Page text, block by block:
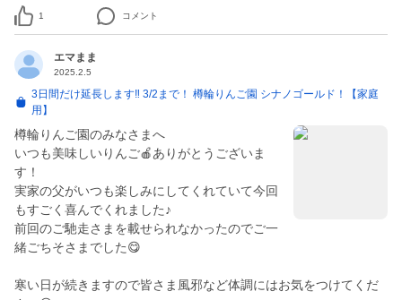
1 コメント
エマまま
2025.2.5
3日間だけ延長します‼ 3/2まで！ 樽輪りんご園 シナノゴールド！【家庭
用】
樽輪りんご園のみなさまへ
いつも美味しいりんご🍎ありがとうございま
す！
実家の父がいつも楽しみにしてくれていて今回
もすごく喜んでくれました♪
前回のご馳走さまを載せられなかったのでご一
緒ごちそさまでした😋
寒い日が続きますので皆さま風邪など体調にはお気をつけてくだ